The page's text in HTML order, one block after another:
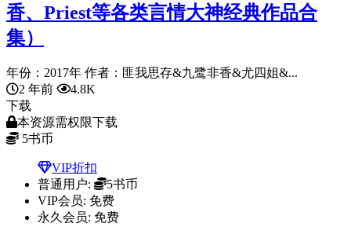
香、Priest等各类言情大神经典作品合
集）
年份：2017年 作者：匪我思存&九鹭非香&尤四姐&...
2 年前
4.8K
下载
本资源需权限下载
5书币
VIP折扣
普通用户:
5书币
VIP会员: 免费
永久会员: 免费